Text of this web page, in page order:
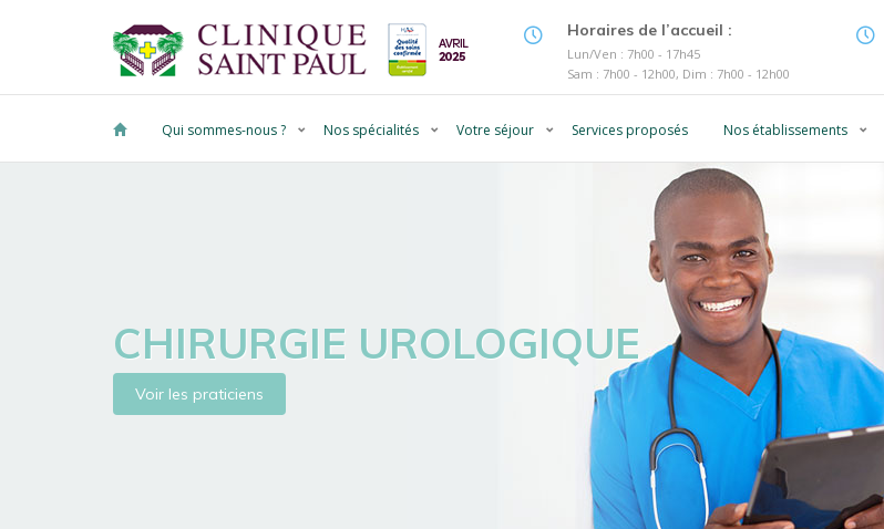
Horaires de l’accueil :
Lun/Ven : 7h00 - 17h45
Sam : 7h00 - 12h00, Dim : 7h00 - 12h00
Qui sommes-nous ? Nos spécialités Votre séjour Services proposés Nos établissements
CHIRURGIE UROLOGIQUE
Voir les praticiens